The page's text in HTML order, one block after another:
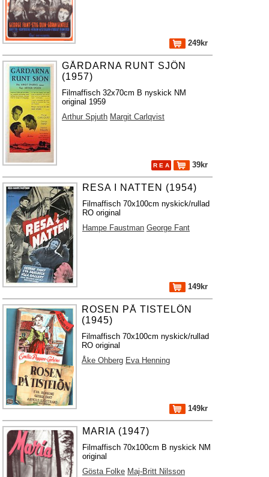
249kr
GÅRDARNA RUNT SJÖN
(1957)
Filmaffisch 32x70cm B nyskick NM
original 1959
Arthur Spjuth Margit Carlqvist
R E A 39kr
RESA I NATTEN (1954)
Filmaffisch 70x100cm nyskick/rullad
RO original
Hampe Faustman George Fant
149kr
ROSEN PÅ TISTELÖN
(1945)
Filmaffisch 70x100cm nyskick/rullad
RO original
Åke Ohberg Eva Henning
149kr
MARIA (1947)
Filmaffisch 70x100cm B nyskick NM
original
Gösta Folke Maj-Britt Nilsson